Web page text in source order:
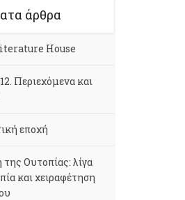
άρθρα
House
Περιεχόμενα και
εποχή
της Ουτοπίας: λίγα
και χειραφέτηση